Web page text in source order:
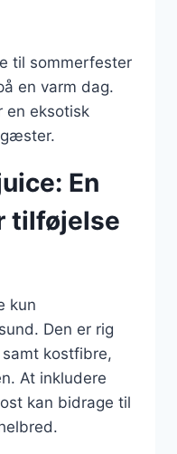
til sommerfester
en varm dag.
en eksotisk
En
tilføjelse
kun
Den er rig
kostfibre,
At inkludere
kan bidrage til